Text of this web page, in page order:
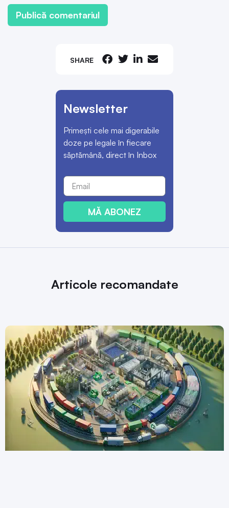
SHARE
Newsletter
Primești cele mai digerabile
doze pe legale în fiecare
săptămână, direct în Inbox
MĂ ABONEZ
Articole recomandate